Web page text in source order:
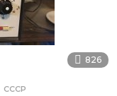
826
,СССР